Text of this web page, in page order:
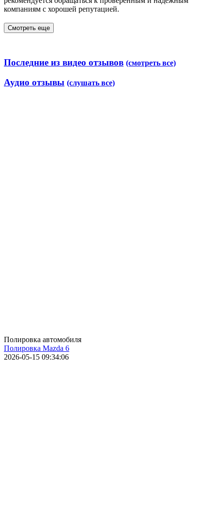
компаниям с хорошей репутацией.
Смотреть еще
Последние из видео отзывов (смотреть все)
Аудио отзывы (слушать все)
Полировка автомобиля
Полировка Mazda 6
2026-05-15 09:34:06